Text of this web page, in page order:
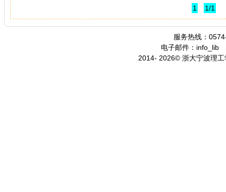
1 1/1
服务热线：
电子邮件：info_lib
2014- 2026© 浙大宁波理工